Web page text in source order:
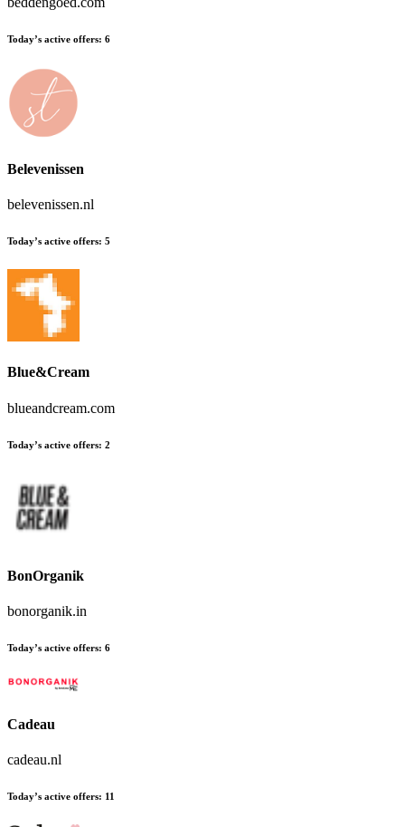
Today’s active offers: 6
Belevenissen
belevenissen.nl
Today’s active offers: 5
Blue&Cream
blueandcream.com
Today’s active offers: 2
BonOrganik
bonorganik.in
Today’s active offers: 6
Cadeau
cadeau.nl
Today’s active offers: 11